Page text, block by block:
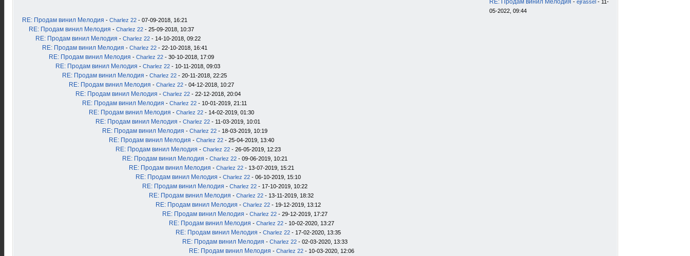
RE: Продам винил Мелодия - ejrassel - 11-
05-2022, 09:44
RE: Продам винил Мелодия - Charlez 22 - 07-09-2018, 16:21
RE: Продам винил Мелодия - Charlez 22 - 25-09-2018, 10:37
RE: Продам винил Мелодия - Charlez 22 - 14-10-2018, 09:22
RE: Продам винил Мелодия - Charlez 22 - 22-10-2018, 16:41
RE: Продам винил Мелодия - Charlez 22 - 30-10-2018, 17:09
RE: Продам винил Мелодия - Charlez 22 - 10-11-2018, 09:03
RE: Продам винил Мелодия - Charlez 22 - 20-11-2018, 22:25
RE: Продам винил Мелодия - Charlez 22 - 04-12-2018, 10:27
RE: Продам винил Мелодия - Charlez 22 - 22-12-2018, 20:04
RE: Продам винил Мелодия - Charlez 22 - 10-01-2019, 21:11
RE: Продам винил Мелодия - Charlez 22 - 14-02-2019, 01:30
RE: Продам винил Мелодия - Charlez 22 - 11-03-2019, 10:01
RE: Продам винил Мелодия - Charlez 22 - 18-03-2019, 10:19
RE: Продам винил Мелодия - Charlez 22 - 25-04-2019, 13:40
RE: Продам винил Мелодия - Charlez 22 - 26-05-2019, 12:23
RE: Продам винил Мелодия - Charlez 22 - 09-06-2019, 10:21
RE: Продам винил Мелодия - Charlez 22 - 13-07-2019, 15:21
RE: Продам винил Мелодия - Charlez 22 - 06-10-2019, 15:10
RE: Продам винил Мелодия - Charlez 22 - 17-10-2019, 10:22
RE: Продам винил Мелодия - Charlez 22 - 13-11-2019, 18:32
RE: Продам винил Мелодия - Charlez 22 - 19-12-2019, 13:12
RE: Продам винил Мелодия - Charlez 22 - 29-12-2019, 17:27
RE: Продам винил Мелодия - Charlez 22 - 10-02-2020, 13:27
RE: Продам винил Мелодия - Charlez 22 - 17-02-2020, 13:35
RE: Продам винил Мелодия - Charlez 22 - 02-03-2020, 13:33
RE: Продам винил Мелодия - Charlez 22 - 10-03-2020, 12:06